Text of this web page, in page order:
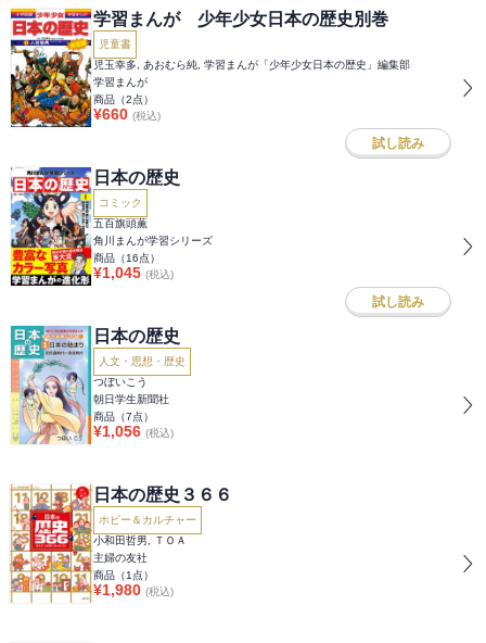
学習まんが 少年少女日本の歴史別巻
児童書
児玉幸多, あおむら純, 学習まんが「少年少女日本の歴史」編集部
学習まんが
商品（2点）
¥660 (税込)
試し読み
日本の歴史
コミック
五百旗頭薫
角川まんが学習シリーズ
商品（16点）
¥1,045 (税込)
試し読み
日本の歴史
人文・思想・歴史
つぼいこう
朝日学生新聞社
商品（7点）
¥1,056 (税込)
日本の歴史３６６
ホビー＆カルチャー
小和田哲男, ＴＯＡ
主婦の友社
商品（1 点）
¥1,980 (税込)